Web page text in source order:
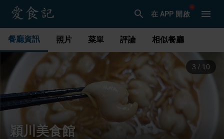
在 APP 開啟
餐廳資訊 照片 菜單 評論 相似餐廳
4 / 10
穎川美食館